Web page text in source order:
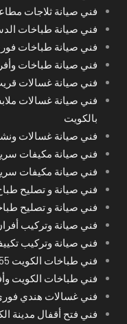
فني صيانة ثلاجات
فني صيانة طباخات
فني صيانة طباخات
فني صيانة طباخات
فني صيانة غسالات
فني صيانة غسالات
بالكويت
فني صيانة غسالات
فني صيانة مكيفات سريع 98548488
فني صيانة مكيفات
فني صيانة و تصليح
فني صيانة و تصليح
فني صيانة وتركيب
فني صيانة وتركيب
فني طباخات الكويت 98025055
فني طباخات الكويت
فني غسالات هندي
فني فتح أقفال مدينة